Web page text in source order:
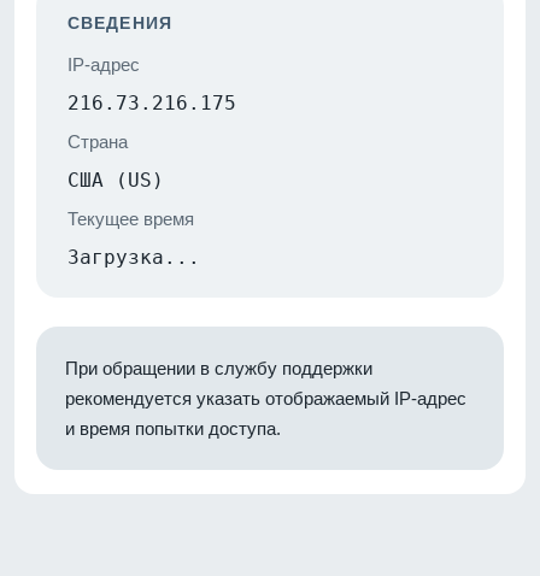
СВЕДЕНИЯ
IP-адрес
216.73.216.175
Страна
США (US)
Текущее время
Загрузка...
При обращении в службу поддержки
рекомендуется указать отображаемый IP-адрес
и время попытки доступа.